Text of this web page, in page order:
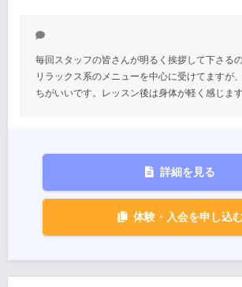
毎回スタッフの皆さんが明るく挨拶して下さる
リラックス系のメニューを中心に受けてますが
ちがいいです。レッスン後は身体が軽く感じま
詳細を見る
体験・入会を申し込